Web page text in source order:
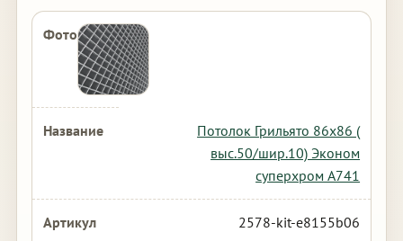
Потолок Грильято 86х86 (
выс.50/шир.10) Эконом
суперхром А741
2578-kit-e8155b06